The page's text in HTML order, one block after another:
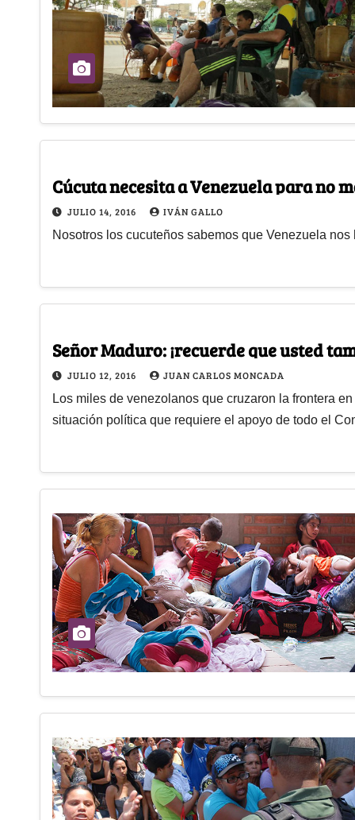
Cúcuta necesita a Venezuela para no
JULIO 14, 2016 IVÁN GALLO
Nosotros los cucuteños sabemos que Venezuela
Señor Maduro: ¡recuerde que usted
JULIO 12, 2016 JUAN CARLOS MONCADA
Los miles de venezolanos que cruzaron la frontera
situación política que requiere el apoyo de todo el